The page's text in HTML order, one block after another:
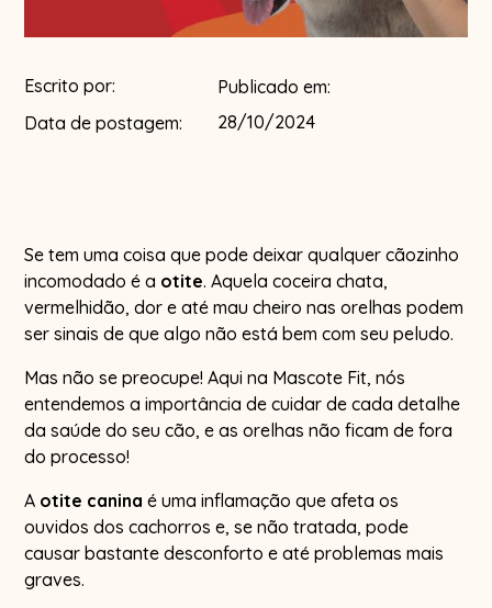
Escrito por:
Data de postagem:
Publicado em:
28/10/2024
Se tem uma coisa que pode deixar qualquer cãozinho
incomodado é a otite. Aquela coceira chata,
vermelhidão, dor e até mau cheiro nas orelhas podem
ser sinais de que algo não está bem com seu peludo.
Mas não se preocupe! Aqui na Mascote Fit, nós
entendemos a importância de cuidar de cada detalhe
da saúde do seu cão, e as orelhas não ficam de fora
do processo!
A otite canina é uma inflamação que afeta os
ouvidos dos cachorros e, se não tratada, pode
causar bastante desconforto e até problemas mais
graves.